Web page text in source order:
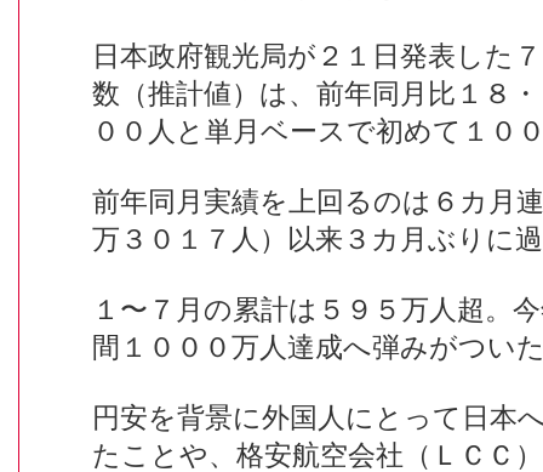
日本政府観光局が２１日発表した
数（推計値）は、前年同月比１８
００人と単月ベースで初めて１０
前年同月実績を上回るのは６カ月
万３０１７人）以来３カ月ぶりに
１〜７月の累計は５９５万人超。
間１０００万人達成へ弾みがつい
円安を背景に外国人にとって日本
たことや、格安航空会社（ＬＣＣ